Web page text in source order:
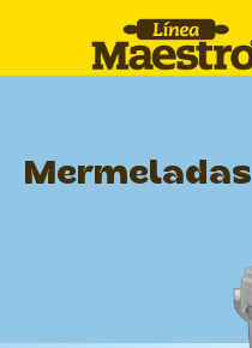
Mermeladas